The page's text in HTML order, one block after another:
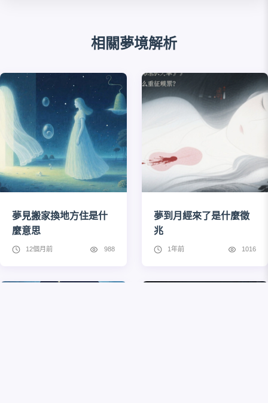
相關夢境解析
夢見搬家換地方住是什
麼意思
12個月前 988
夢到月經來了是什麼徵
兆
1年前 1016